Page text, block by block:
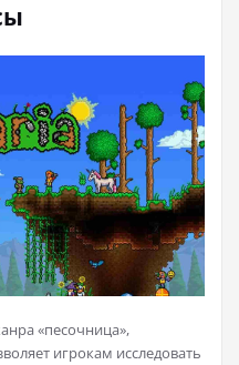
«песочница»,
игрокам исследовать